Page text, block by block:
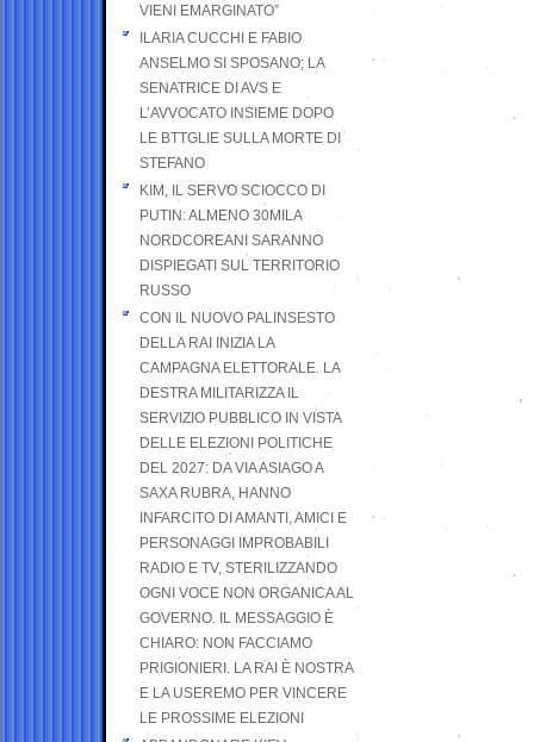
VIENI EMARGINATO”
ILARIA CUCCHI E FABIO
ANSELMO SI SPOSANO; LA
SENATRICE DI AVS E
L’AVVOCATO INSIEME DOPO
LE BTTGLIE SULLA MORTE DI
STEFANO
KIM, IL SERVO SCIOCCO DI
PUTIN: ALMENO 30MILA
NORDCOREANI SARANNO
DISPIEGATI SUL TERRITORIO
RUSSO
CON IL NUOVO PALINSESTO
DELLA RAI INIZIA LA
CAMPAGNA ELETTORALE. LA
DESTRA MILITARIZZA IL
SERVIZIO PUBBLICO IN VISTA
DELLE ELEZIONI POLITICHE
DEL 2027: DA VIA ASIAGO A
SAXA RUBRA, HANNO
INFARCITO DI AMANTI, AMICI E
PERSONAGGI IMPROBABILI
RADIO E TV, STERILIZZANDO
OGNI VOCE NON ORGANICA AL
GOVERNO. IL MESSAGGIO È
CHIARO: NON FACCIAMO
PRIGIONIERI. LA RAI È NOSTRA
E LA USEREMO PER VINCERE
LE PROSSIME ELEZIONI